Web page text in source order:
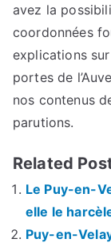
avez la
coordonnées
explications
portes de
nos contenus
parutions.
Related
Le Puy-en-
elle le
Puy-en-